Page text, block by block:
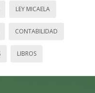
LEY MICAELA
CONTABILIDAD
LIBROS